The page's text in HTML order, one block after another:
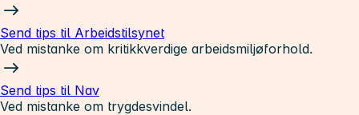
Send tips til Arbeidstilsynet
Ved mistanke om kritikkverdige arbeidsmiljøforhold.
Send tips til Nav
Ved mistanke om trygdesvindel.